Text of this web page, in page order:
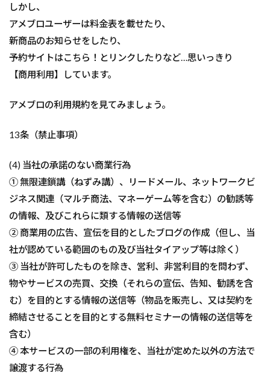
しかし、
アメブロユーザーは料金表を載せたり、
新商品のお知らせをしたり、
予約サイトはこちら！とリンクしたりなど…思いっきり
【商用利用】しています。
アメブロの利用規約を見てみましょう。
13条（禁止事項）
(4) 当社の承諾のない商業行為
① 無限連鎖講（ねずみ講）、リードメール、ネットワークビ
ジネス関連（マルチ商法、マネーゲーム等を含む）の勧誘等
の情報、及びこれらに類する情報の送信等
② 商業用の広告、宣伝を目的としたブログの作成（但し、当
社が認めている範囲のもの及び当社タイアップ等は除く）
③ 当社が許可したものを除き、営利、非営利目的を問わず、
物やサービスの売買、交換（それらの宣伝、告知、勧誘を含
む）を目的とする情報の送信等（物品を販売し、又は契約を
締結させることを目的とする無料セミナーの情報の送信等を
含む）
④ 本サービスの一部の利用権を、当社が定めた以外の方法で
譲渡する行為